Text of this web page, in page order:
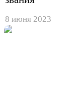
8 июня 2023